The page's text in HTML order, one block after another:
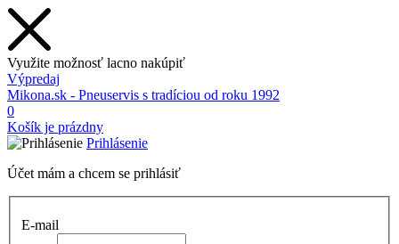
Využite možnosť lacno nakúpiť
Výpredaj
Mikona.sk - Pneuservis s tradíciou od roku 1992
0
Košík je prázdny
Prihlásenie
Účet mám a chcem se prihlásiť
E-mail